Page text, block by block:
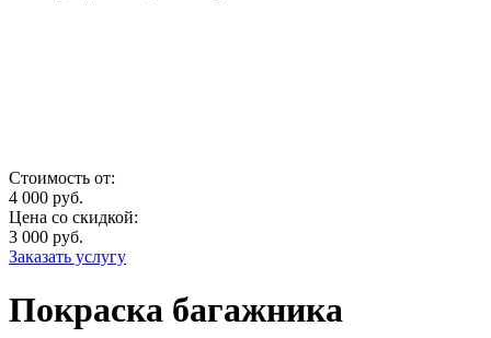
Стоимость от:
4 000 руб.
Цена со скидкой:
3 000 руб.
Заказать услугу
Покраска багажника